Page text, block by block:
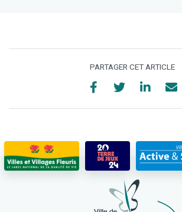
PARTAGER CET ARTICLE